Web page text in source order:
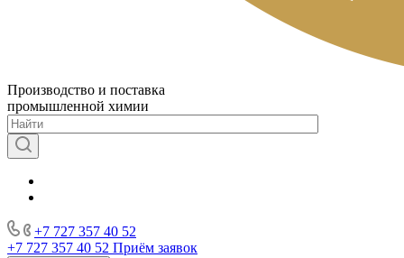
Производство и поставка
промышленной химии
+7 727 357 40 52
+7 727 357 40 52 Приём заявок